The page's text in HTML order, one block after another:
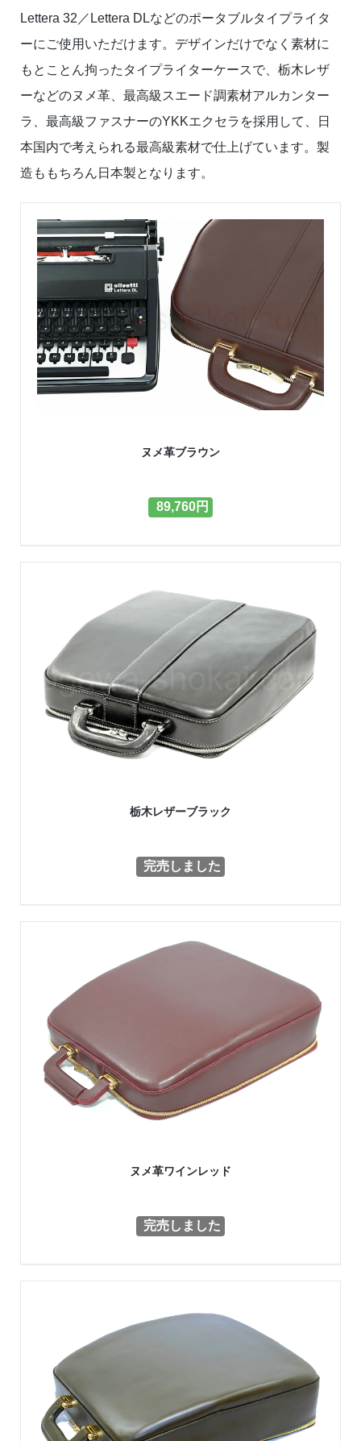
Lettera 32／Lettera DLなどのポータブルタイプライタ
ーにご使用いただけます。デザインだけでなく素材に
もとことん拘ったタイプライターケースで、栃木レザ
ーなどのヌメ革、最高級スエード調素材アルカンター
ラ、最高級ファスナーのYKKエクセラを採用して、日
本国内で考えられる最高級素材で仕上げています。製
造ももちろん日本製となります。
ヌメ革ブラウン
89,760円
栃木レザーブラック
完売しました
ヌメ革ワインレッド
完売しました